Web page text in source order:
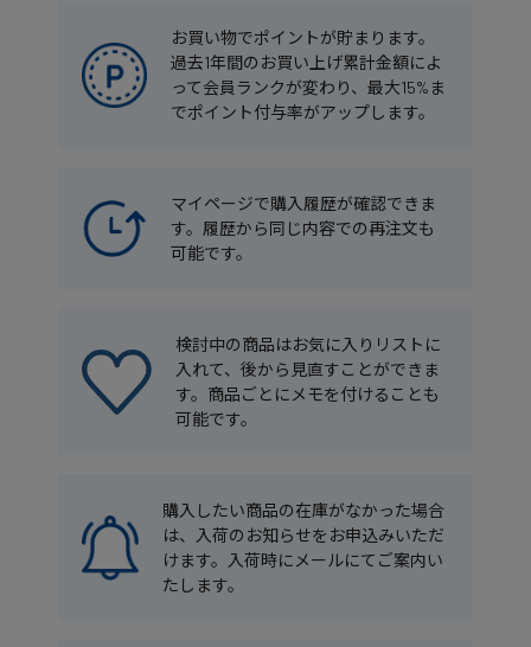
お買い物でポイントが貯まります。
過去1年間のお買い上げ累計金額によ
って会員ランクが変わり、最大15%ま
でポイント付与率がアップします。
マイページで購入履歴が確認できま
す。履歴から同じ内容での再注文も
可能です。
検討中の商品はお気に入りリストに
入れて、後から見直すことができま
す。商品ごとにメモを付けることも
可能です。
購入したい商品の在庫がなかった場合
は、入荷のお知らせをお申込みいただ
けます。入荷時にメールにてご案内い
たします。